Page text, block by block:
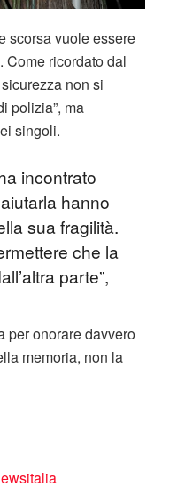
scorsa vuole essere
Come ricordato dal
non si
polizia”, ma
singoli.
incontrato
hanno
sua fragilità.
che la
parte”,
per onorare davvero
memoria, non la